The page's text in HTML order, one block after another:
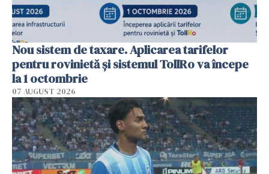
Nou sistem de taxare. Aplicarea tarifelor
pentru rovinietă şi sistemul TollRo va începe
la 1 octombrie
07 AUGUST 2026